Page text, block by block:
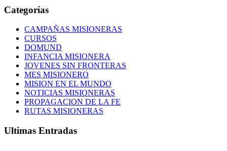
Categorías
CAMPAÑAS MISIONERAS
CURSOS
DOMUND
INFANCIA MISIONERA
JOVENES SIN FRONTERAS
MES MISIONERO
MISION EN EL MUNDO
NOTICIAS MISIONERAS
PROPAGACION DE LA FE
RUTAS MISIONERAS
Ultimas Entradas